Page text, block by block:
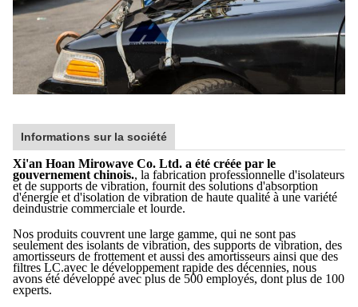
Informations sur la société
Xi'an Hoan Mirowave Co. Ltd. a été créée par le
gouvernement chinois., la fabrication professionnelle d'isolateurs
et de supports de vibration, fournit des solutions d'absorption
d'énergie et d'isolation de vibration de haute qualité à une variété
deindustrie commerciale et lourde.
Nos produits couvrent une large gamme, qui ne sont pas
seulement des isolants de vibration, des supports de vibration, des
amortisseurs de frottement et aussi des amortisseurs ainsi que des
filtres LC.avec le développement rapide des décennies, nous
avons été développé avec plus de 500 employés, dont plus de 100
experts.